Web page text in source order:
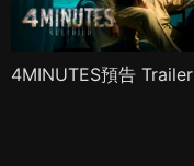
4MINUTES預告 Trailer